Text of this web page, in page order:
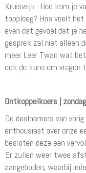
Kruiswijk.. Hoe kom je
topploeg? Hoe voelt
even dat gevoel dat je
gesprek zal niet alleen
meer. Leer Twan wat
ook de kans om vragen
Ontkoppelkoers |
De deelnemers van
enthousiast over onze
besloten deze een
Er zullen weer twee
aangeboden, waarbij